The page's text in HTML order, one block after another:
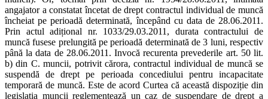
angajator a constatat încetat de drept contractul individual de muncă
încheiat pe perioadă determinată, începând cu data de 28.06.2011.
Prin actul adițional nr. 1033/29.03.2011, durata contractului de
muncă fusese prelungită pe perioadă determinată de 3 luni, respectiv
până la data de 28.06.2011. Invocă recurenta prevederile art. 50 lit.
b) din C. muncii, potrivit cărora, contractul individual de muncă se
suspendă de drept pe perioada concediului pentru incapacitate
temporară de muncă. Este de acord Curtea că această dispoziție din
legislația muncii reglementează un caz de suspendare de drept a